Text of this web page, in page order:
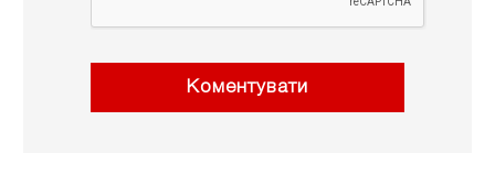
Коментувати